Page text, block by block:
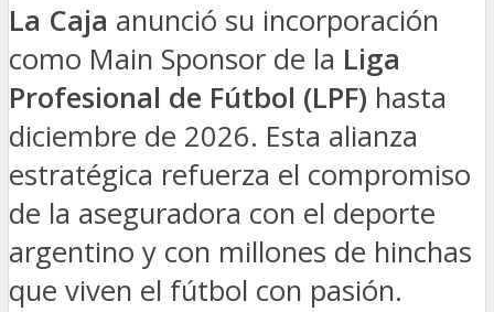
La Caja anunció su incorporación
como Main Sponsor de la Liga
Profesional de Fútbol (LPF) hasta
diciembre de 2026. Esta alianza
estratégica refuerza el compromiso
de la aseguradora con el deporte
argentino y con millones de hinchas
que viven el fútbol con pasión.